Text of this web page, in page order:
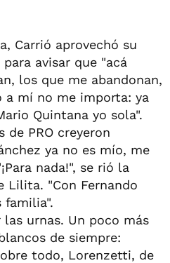
Carrió aprovechó su
avisar que "acá
los que me abandonan,
a mí no me importa: ya
Quintana yo sola".
de PRO creyeron
ya no es mío, me
nada!", se rió la
Lilita. "Con Fernando
familia".
urnas. Un poco más
de siempre:
todo, Lorenzetti, de